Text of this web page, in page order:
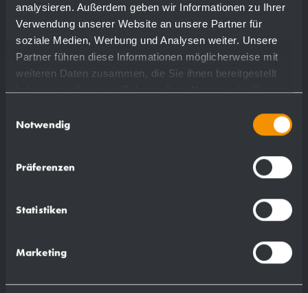
analysieren. Außerdem geben wir Informationen zu Ihrer
Verwendung unserer Website an unsere Partner für
soziale Medien, Werbung und Analysen weiter. Unsere
Partner führen diese Informationen möglicherweise mit
weiteren Daten zusammen, die Sie ihnen bereitgestellt
haben oder die sie im Rahmen Ihrer Nutzung der Dienste
Notwendig
Präferenzen
Statistiken
Marketing
0,035 kg
Passend für:
WP164